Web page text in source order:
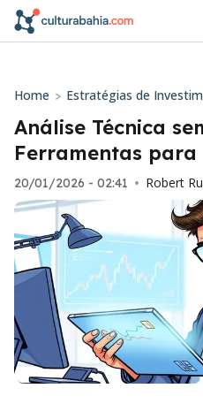
Home > Estratégias de
Análise Técnica
Ferramentas para
20/01/2026 - 02:41 • Robert